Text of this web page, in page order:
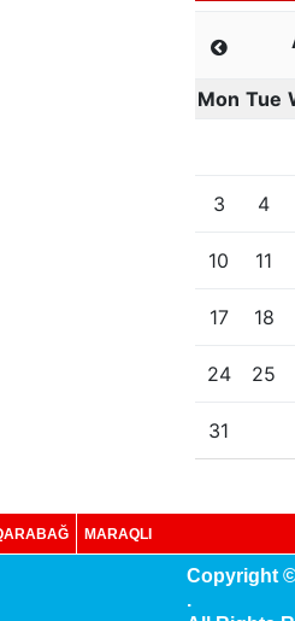
Mon Tue
3 4
10 11
17 18
24 25
31
MARAQLI
Copyright ©
.